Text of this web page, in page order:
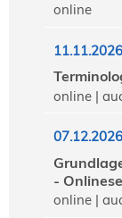
online
online |
-
online |